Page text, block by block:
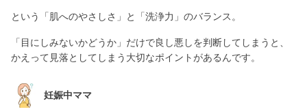
という「肌へのやさしさ」と「洗浄力」のバランス。
「目にしみないかどうか」だけで良し悪しを判断してしまうと、
かえって見落としてしまう大切なポイントがあるんです。
妊娠中ママ